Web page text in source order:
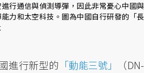
行通信與偵測導彈，因此非常憂心中國與
力和太空科技。圖為中國自行研發的「長
進行新型的 「動能三號」
（DN-